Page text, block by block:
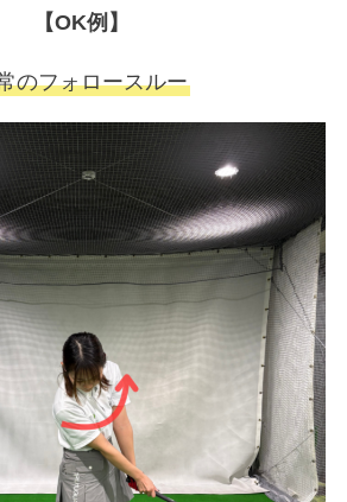
【OK例】
のフォロースルー